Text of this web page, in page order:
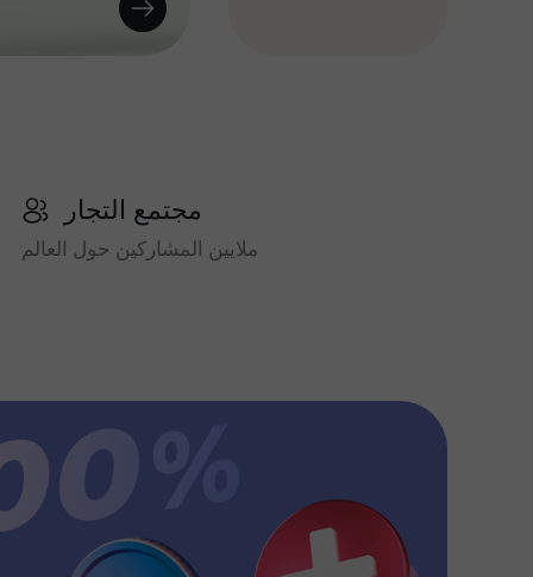
مجتمع التجار
ملايين المشاركين حول العالم